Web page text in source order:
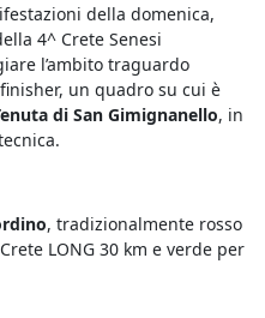
della domenica,
4^ Crete Senesi
l’ambito traguardo
un quadro su cui è
di San Gimignanello, in
, tradizionalmente rosso
LONG 30 km e verde per